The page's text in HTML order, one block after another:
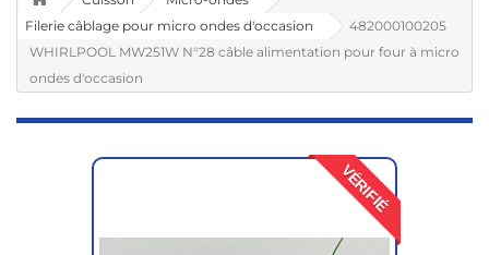
Filerie câblage pour micro ondes d'occasion
482000100205
WHIRLPOOL MW251W N°28 câble alimentation pour four à micro
ondes d'occasion
VÉRIFIÉ